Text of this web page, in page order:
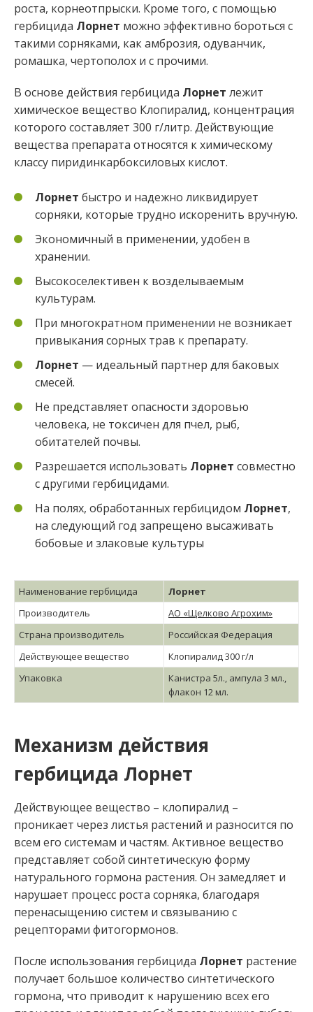
роста, корнеотпрыски. Кроме того, с помощью
гербицида Лорнет можно эффективно бороться с
такими сорняками, как амброзия, одуванчик,
ромашка, чертополох и с прочими.
В основе действия гербицида Лорнет лежит
химическое вещество Клопиралид, концентрация
которого составляет 300 г/литр. Действующие
вещества препарата относятся к химическому
классу пиридинкарбоксиловых кислот.
Лорнет быстро и надежно ликвидирует
сорняки, которые трудно искоренить вручную.
Экономичный в применении, удобен в
хранении.
Высокоселективен к возделываемым
культурам.
При многократном применении не возникает
привыкания сорных трав к препарату.
Лорнет — идеальный партнер для баковых
смесей.
Не представляет опасности здоровью
человека, не токсичен для пчел, рыб,
обитателей почвы.
Разрешается использовать Лорнет совместно
с другими гербицидами.
На полях, обработанных гербицидом Лорнет,
на следующий год запрещено высаживать
бобовые и злаковые культуры
Наименование гербицида
Лорнет
Производитель
АО «Щелково Агрохим»
Страна производитель
Российская Федерация
Действующее вещество
Клопиралид 300 г/л
Упаковка
Канистра 5л., ампула 3 мл.,
флакон 12 мл.
Механизм действия
гербицида Лорнет
Действующее вещество – клопиралид –
проникает через листья растений и разносится по
всем его системам и частям. Активное вещество
представляет собой синтетическую форму
натурального гормона растения. Он замедляет и
нарушает процесс роста сорняка, благодаря
перенасыщению систем и связыванию с
рецепторами фитогормонов.
После использования гербицида Лорнет растение
получает большое количество синтетического
гормона, что приводит к нарушению всех его